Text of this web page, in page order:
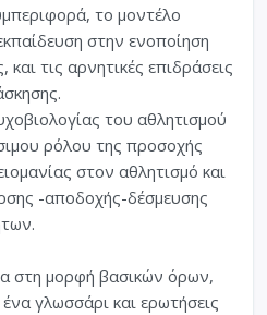
το μοντέλο
στην ενοποίηση
τις αρνητικές επιδράσεις
του αθλητισμού
ρόλου της προσοχής
στον αθλητισμό και
-αποδοχής-δέσμευσης
στη μορφή βασικών όρων,
γλωσσάρι και ερωτήσεις